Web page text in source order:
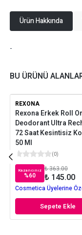
Ürün Hakkında
-
BU ÜRÜNÜ
REXONA
Rexona Erkek Roll
Deodorant Ultra
72 Saat Kesintisiz
50 Ml
(0)
Kazancınız
%60
₺ 363.00
₺ 145.00
Cosmetica Üyelerine
Sepete Ekle